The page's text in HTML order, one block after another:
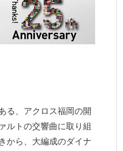
る、アクロス福岡の開
ルトの交響曲に取り組
から、大編成のダイナ